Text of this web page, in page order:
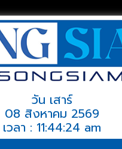
วัน เสาร์
08 สิงหาคม 2569
เวลา : 11:44:24 am